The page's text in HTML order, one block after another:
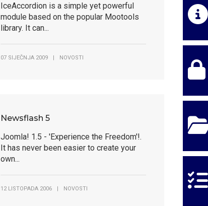
IceAccordion is a simple yet powerful
module based on the popular Mootools
library. It can...
07 SIJEČNJA 2009 | NOVOSTI
Newsflash 5
Joomla! 1.5 - 'Experience the Freedom'!.
It has never been easier to create your
own...
12 LISTOPADA 2006 | NOVOSTI